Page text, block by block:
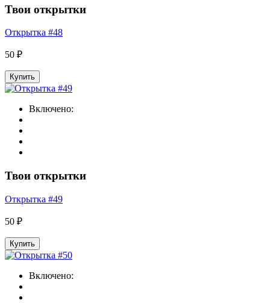
Твои открытки
Открытка #48
50 ₽
Купить
Включено:
Твои открытки
Открытка #49
50 ₽
Купить
Включено: